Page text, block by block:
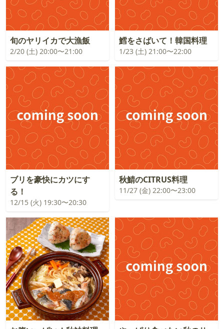
旬のヤリイカで大漁飯
2/20 (土) 20:00〜21:00
鱈をさばいて！韓国料理
1/23 (土) 21:00〜22:00
ブリを豪快にカツにす
る！
12/15 (火) 19:30〜20:30
秋鯖のCITRUS料理
11/27 (金) 22:00〜23:00